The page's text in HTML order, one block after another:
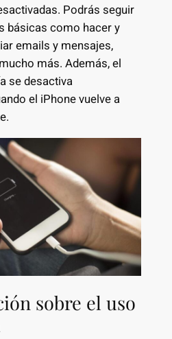
Podrás seguir
básicas como hacer y
emails y mensajes,
más. Además, el
se desactiva
el iPhone vuelve a
sobre el uso